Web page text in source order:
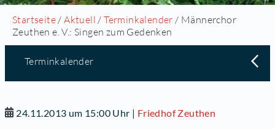
Startseite /Aktuell /Terminkalender / Männerchor
Zeuthen e. V.: Singen zum Gedenken
Terminkalender
24.11.2013 um 15:00 Uhr | Friedhof Zeuthen